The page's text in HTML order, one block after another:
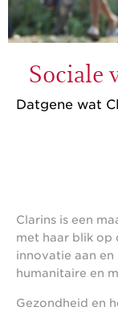
Sociale
Datgene wat
Clarins is een
met haar blik op
innovatie aan
humanitaire en
Gezondheid en